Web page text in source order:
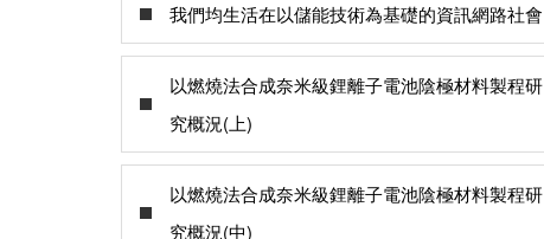
我們均生活在以儲能技術為基礎的資訊網路社會
以燃燒法合成奈米級鋰離子電池陰極材料製程研
究概況(上)
以燃燒法合成奈米級鋰離子電池陰極材料製程研
究概況(中)